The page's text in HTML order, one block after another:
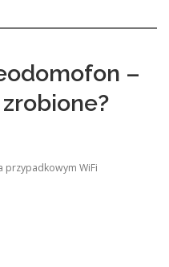
–
przypadkowym WiFi